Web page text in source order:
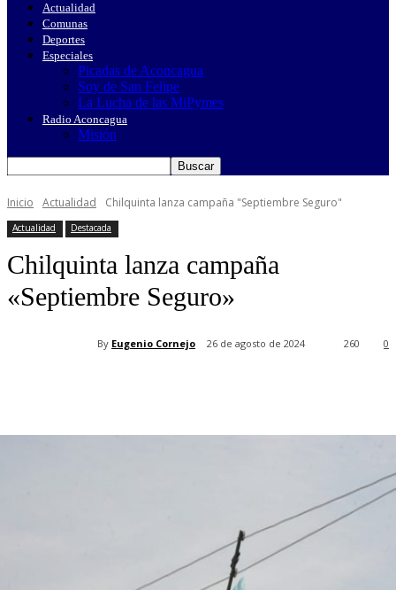
Actualidad
Comunas
Deportes
Especiales
Picadas de Aconcagua
Soy de San Felipe
La Lucha de las MiPymes
Radio Aconcagua
Misión
Inicio Actualidad Chilquinta lanza campaña "Septiembre Seguro"
Actualidad Destacada
Chilquinta lanza campaña
«Septiembre Seguro»
By Eugenio Cornejo 26 de agosto de 2024 0
260